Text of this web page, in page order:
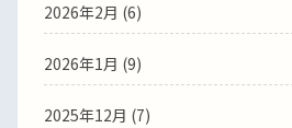
2026年2月 (6)
2026年1月 (9)
2025年12月 (7)